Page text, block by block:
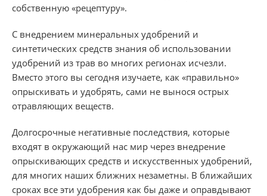
собственную «рецептуру».
С внедрением минеральных удобрений и
синтетических средств знания об использовании
удобрений из трав во многих регионах исчезли.
Вместо этого вы сегодня изучаете, как «правильно»
опрыскивать и удобрять, сами не вынося острых
отравляющих веществ.
Долгосрочные негативные последствия, которые
входят в окружающий нас мир через внедрение
опрыскивающих средств и искусственных удобрений,
для многих наших ближних незаметны. В ближайших
сроках все эти удобрения как бы даже и оправдывают